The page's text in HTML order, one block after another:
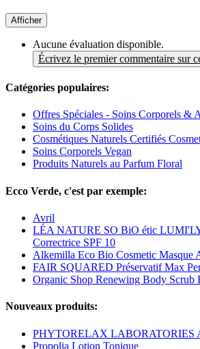
Afficher
Aucune évaluation disponible.
Écrivez le premier commentaire sur
Catégories populaires:
Offres Spéciales - Soins Corporels &
Soins du Corps Solides
Cosmétiques Naturels Certifiés
Soins Corporels Vegan
Produits Naturels au Parfum Floral
Ecco Verde, c'est par exemple:
Avril
LÉA NATURE SO BiO étic
Correctrice SPF 10
Alkemilla Eco Bio Cosmetic Masque
FAIR SQUARED Préservatif Max
Organic Shop Renewing Body Scrub
Nouveaux produits:
PHYTORELAX LABORATORIES
Propolia Lotion Tonique